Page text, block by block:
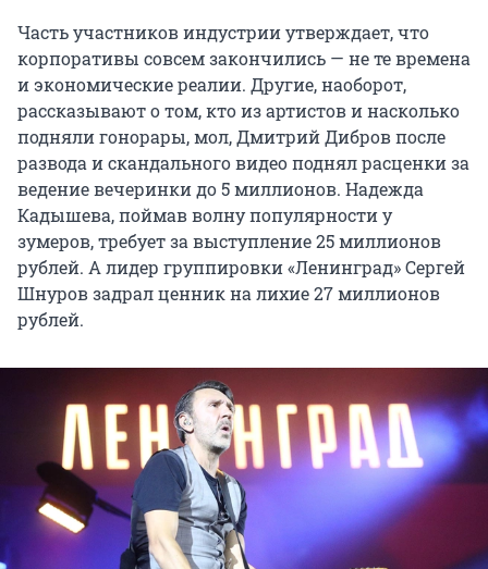
Часть участников индустрии утверждает, что
корпоративы совсем закончились — не те времена
и экономические реалии. Другие, наоборот,
рассказывают о том, кто из артистов и насколько
подняли гонорары, мол, Дмитрий Дибров после
развода и скандального видео поднял расценки за
ведение вечеринки до 5 миллионов. Надежда
Кадышева, поймав волну популярности у
зумеров, требует за выступление 25 миллионов
рублей. А лидер группировки «Ленинград» Сергей
Шнуров задрал ценник на лихие 27 миллионов
рублей.